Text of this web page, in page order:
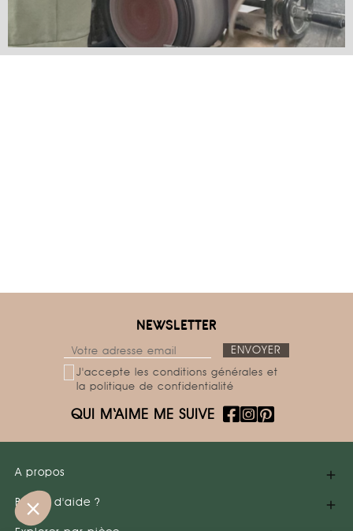
NEWSLETTER
J'accepte les conditions générales et
la politique de confidentialité
QUI M‘AIME ME SUIVE
A propos 
Besoin d'aide ? 
Salut c'est nous...
les Cookies !
On a attendu d'être sûrs que le contenu de ce site vous
intéresse avant de vous déranger, mais on aimerait bien
vous accompagner pendant votre visite...
C'est OK pour vous ?
Voici pourquoi nous utilisons des cookies.
Partage de données avec Google
Non merci